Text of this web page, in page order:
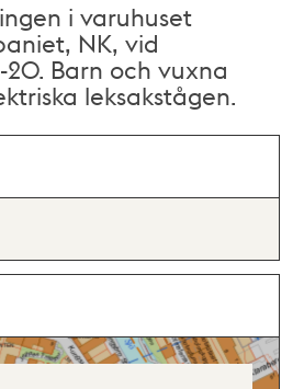
i varuhuset
NK, vid
20. Barn och vuxna
leksakstågen.